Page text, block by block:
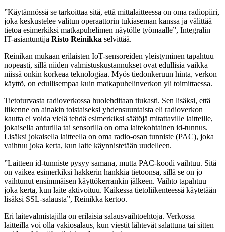
”Käytännössä se tarkoittaa sitä, että mittalaitteessa on oma radiopiiri,
joka keskustelee valitun operaattorin tukiaseman kanssa ja välittää
tietoa esimerkiksi matkapuhelimen näytölle työmaalle”, Integralin
IT-asiantuntija Risto Reinikka selvittää.
Reinikan mukaan erilaisten IoT-sensoreiden yleistyminen tapahtuu
nopeasti, sillä niiden valmistuskustannukset ovat edullisia vaikka
niissä onkin korkeaa teknologiaa. Myös tiedonkeruun hinta, verkon
käyttö, on edullisempaa kuin matkapuhelinverkon yli toimittaessa.
Tietoturvasta radioverkossa huolehditaan tiukasti. Sen lisäksi, että
liikenne on ainakin toistaiseksi yhdensuuntaista eli radioverkon
kautta ei voida vielä tehdä esimerkiksi säätöjä mitattaville laitteille,
jokaisella anturilla tai sensorilla on oma laitekohtainen id-tunnus.
Lisäksi jokaisella laitteella on oma radio-osan tunniste (PAC), joka
vaihtuu joka kerta, kun laite käynnistetään uudelleen.
”Laitteen id-tunniste pysyy samana, mutta PAC-koodi vaihtuu. Sitä
on vaikea esimerkiksi hakkerin hankkia tietoonsa, sillä se on jo
vaihtunut ensimmäisen käyttökerrankin jälkeen. Vaihto tapahtuu
joka kerta, kun laite aktivoituu. Kaikessa tietoliikenteessä käytetään
lisäksi SSL-salausta”, Reinikka kertoo.
Eri laitevalmistajilla on erilaisia salausvaihtoehtoja. Verkossa
laitteilla voi olla vakiosalaus, kun viestit lähtevät salattuna tai sitten